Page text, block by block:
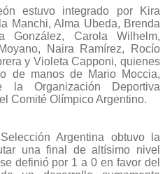
estuvo integrado por Kira
Manchi, Alma Ubeda, Brenda
González, Carola Wilhelm,
Naira Ramírez, Rocío
y Violeta Capponi, quienes
de manos de Mario Moccia,
la Organización Deportiva
Comité Olímpico Argentino.
Argentina obtuvo la
una final de altísimo nivel
definió por 1 a 0 en favor del